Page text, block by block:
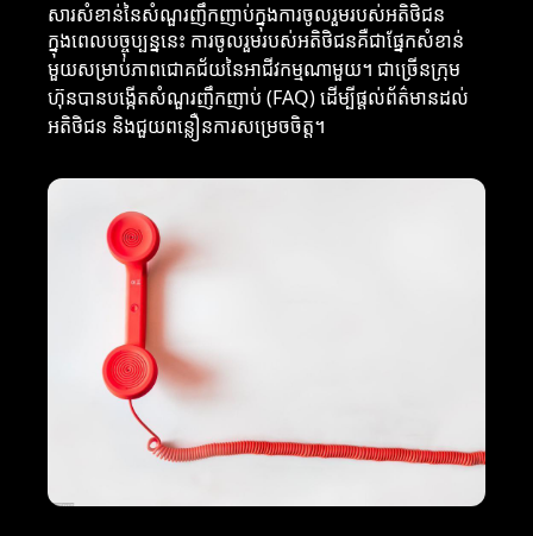
សារសំខាន់នៃសំណួរញឹកញាប់ក្នុងការចូលរួមរបស់អតិថិជន
ក្នុងពេលបច្ចុប្បន្ននេះ ការចូលរួមរបស់អតិថិជនគឺជាផ្នែកសំខាន់
មួយសម្រាប់ភាពជោគជ័យនៃអាជីវកម្មណាមួយ។ ជាច្រើនក្រុម
ហ៊ុនបានបង្កើតសំណួរញឹកញាប់ (FAQ) ដើម្បីផ្តល់ព័ត៌មានដល់
អតិថិជន និងជួយពន្លឿនការសម្រេចចិត្ត។